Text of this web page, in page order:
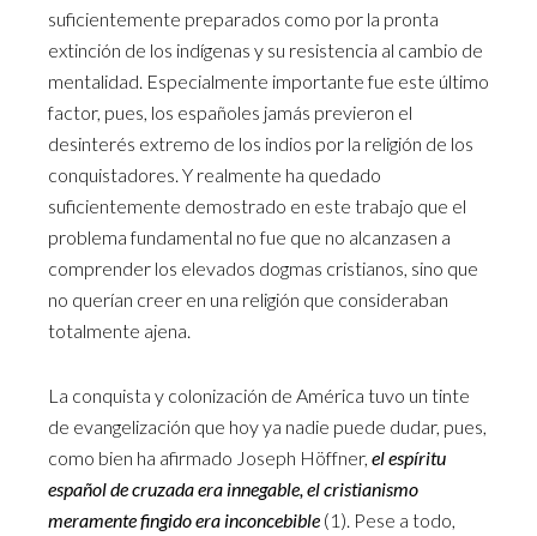
suficientemente preparados como por la pronta
extinción de los indígenas y su resistencia al cambio de
mentalidad. Especialmente importante fue este último
factor, pues, los españoles jamás previeron el
desinterés extremo de los indios por la religión de los
conquistadores. Y realmente ha quedado
suficientemente demostrado en este trabajo que el
problema fundamental no fue que no alcanzasen a
comprender los elevados dogmas cristianos, sino que
no querían creer en una religión que consideraban
totalmente ajena.
La conquista y colonización de América tuvo un tinte
de evangelización que hoy ya nadie puede dudar, pues,
como bien ha afirmado Joseph Höffner, el espíritu
español de cruzada era innegable, el cristianismo
meramente fingido era inconcebible (1). Pese a todo,